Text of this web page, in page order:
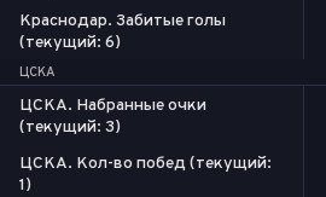
Краснодар. Забитые голы
(текущий: 6)
ЦСКА
ЦСКА. Набранные очки
(текущий: 3)
ЦСКА. Кол-во побед (текущий:
1)